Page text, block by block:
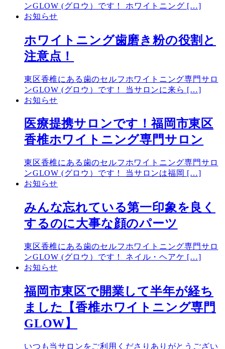
ンGLOW (グロウ）です！ ホワイトニング […]
お知らせ
ホワイトニング歯磨き粉の役割と
注意点！
東区香椎にある歯のセルフホワイトニング専門サロ
ンGLOW (グロウ）です！ 当サロンに来ら […]
お知らせ
医療提携サロンです！福岡市東区
香椎ホワイトニング専門サロン
東区香椎にある歯のセルフホワイトニング専門サロ
ンGLOW (グロウ）です！ 当サロンは福岡 […]
お知らせ
みんな忘れている第一印象を良く
するのに大事な顔のパーツ
東区香椎にある歯のセルフホワイトニング専門サロ
ンGLOW (グロウ）です！ ネイル・ヘアケ […]
お知らせ
福岡市東区で開業して半年が経ち
ました【香椎ホワイトニング専門
GLOW】
いつも当サロンをご利用くださりありがとうござい